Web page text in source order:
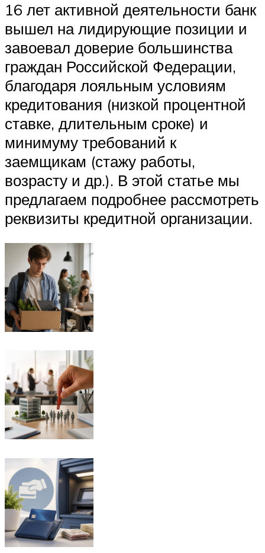
16 лет активной деятельности банк
вышел на лидирующие позиции и
завоевал доверие большинства
граждан Российской Федерации,
благодаря лояльным условиям
кредитования (низкой процентной
ставке, длительным сроке) и
минимуму требований к
заемщикам (стажу работы,
возрасту и др.). В этой статье мы
предлагаем подробнее рассмотреть
реквизиты кредитной организации.